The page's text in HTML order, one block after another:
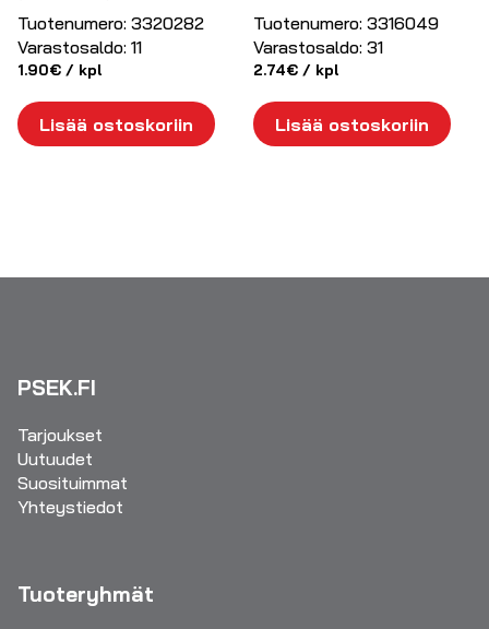
Tuotenumero: 3320282
Varastosaldo: 11
1.90€ / kpl
Lisää ostoskoriin
Tuotenumero: 3316049
Varastosaldo: 31
2.74€ / kpl
Lisää ostoskoriin
PSEK.FI
Tarjoukset
Uutuudet
Suosituimmat
Yhteystiedot
Tuoteryhmät